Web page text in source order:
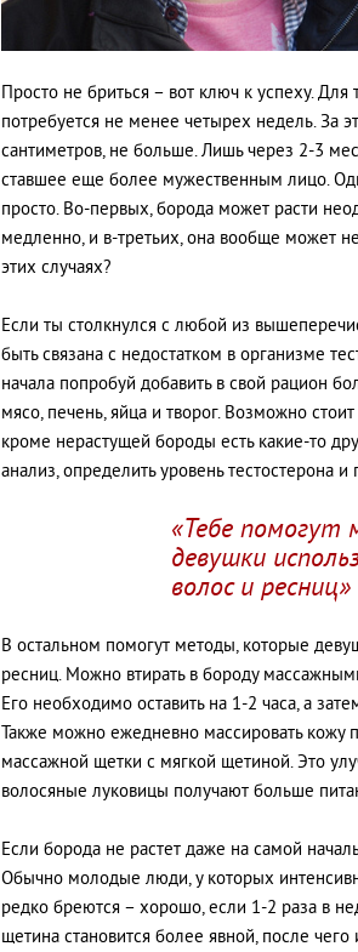
Просто не бриться – вот ключ к успеху.
потребуется не менее четырех недель. За
сантиметров, не больше. Лишь через 2-3
ставшее еще более мужественным лицо.
просто. Во-первых, борода может расти
медленно, и в-третьих, она вообще может
этих случаях?
Если ты столкнулся с любой из
быть связана с недостатком в организме
начала попробуй добавить в свой рацион
мясо, печень, яйца и творог. Возможно
кроме нерастущей бороды есть какие-то
анализ, определить уровень тестостерона и
«Тебе помогут
девушки
волос и ресниц»
В остальном помогут методы, которые
ресниц. Можно втирать в бороду
Его необходимо оставить на 1-2 часа, а
Также можно ежедневно массировать
массажной щетки с мягкой щетиной. Это
волосяные луковицы получают больше
Если борода не растет даже на самой
Обычно молодые люди, у которых
редко бреются – хорошо, если 1-2 раза в
щетина становится более явной, после